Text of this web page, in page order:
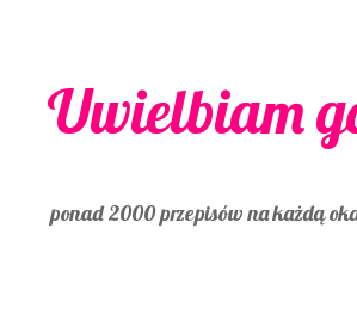
Uwielbiam
ponad 2000 przepisów na każdą